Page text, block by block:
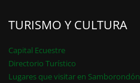
TURISMO Y CULTURA
Capital Ecuestre
Directorio Turístico
Lugares que visitar en Samborondón